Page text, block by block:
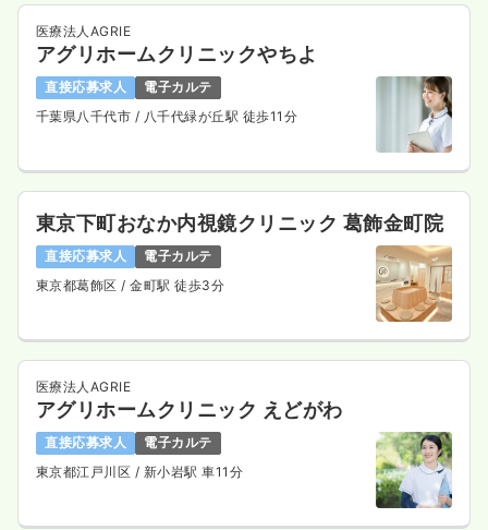
医療法人AGRIE
アグリホームクリニックやちよ
直接応募求人
電子カルテ
千葉県八千代市 / 八千代緑が丘駅 徒歩11分
東京下町おなか内視鏡クリニック 葛飾金町院
直接応募求人
電子カルテ
東京都葛飾区 / 金町駅 徒歩3分
医療法人AGRIE
アグリホームクリニック えどがわ
直接応募求人
電子カルテ
東京都江戸川区 / 新小岩駅 車11分